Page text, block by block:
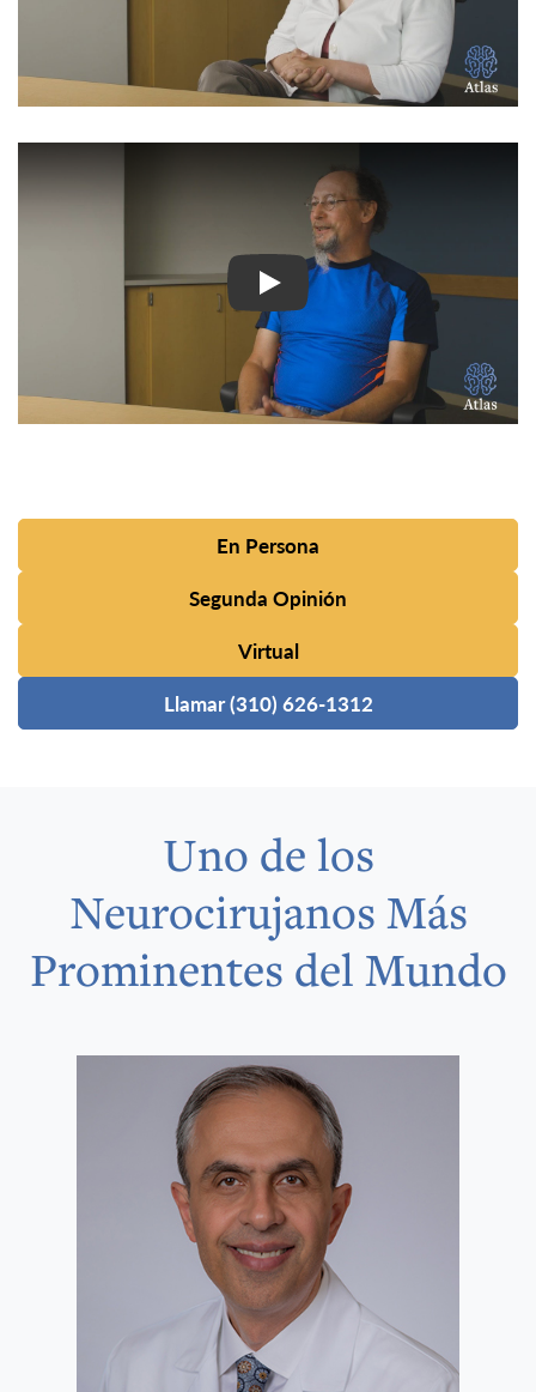
En Persona
Segunda Opinión
Virtual
Llamar (310) 626-1312
Uno de los
Neurocirujanos Más
Prominentes del Mundo